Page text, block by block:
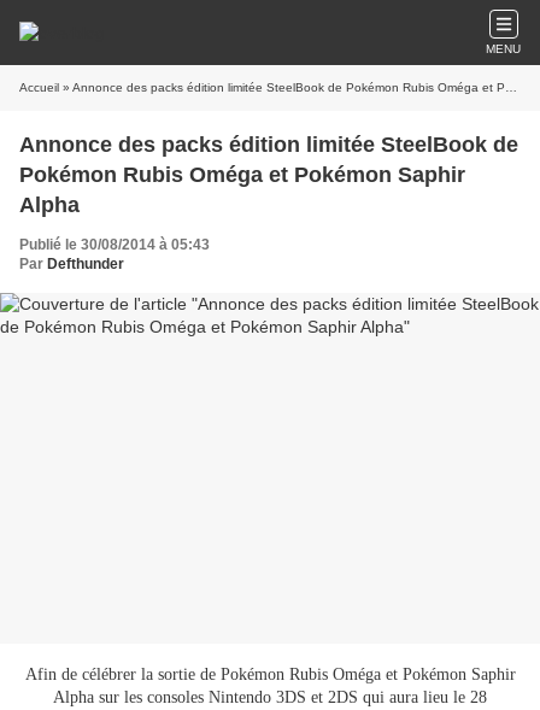
MENU
Accueil
Annonce des packs édition limitée SteelBook de
Pokémon Rubis Oméga et Pokémon Saphir
Publié le 30/08/2014 à 05:43
Par Defthunder
Afin de célébrer la sortie de Pokémon Rubis Oméga et Pokémon Saphir
Alpha sur les consoles Nintendo 3DS et 2DS qui aura lieu le 28